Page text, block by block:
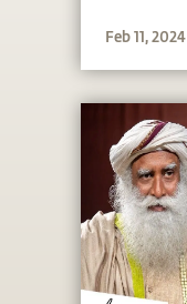
Feb 11, 2024